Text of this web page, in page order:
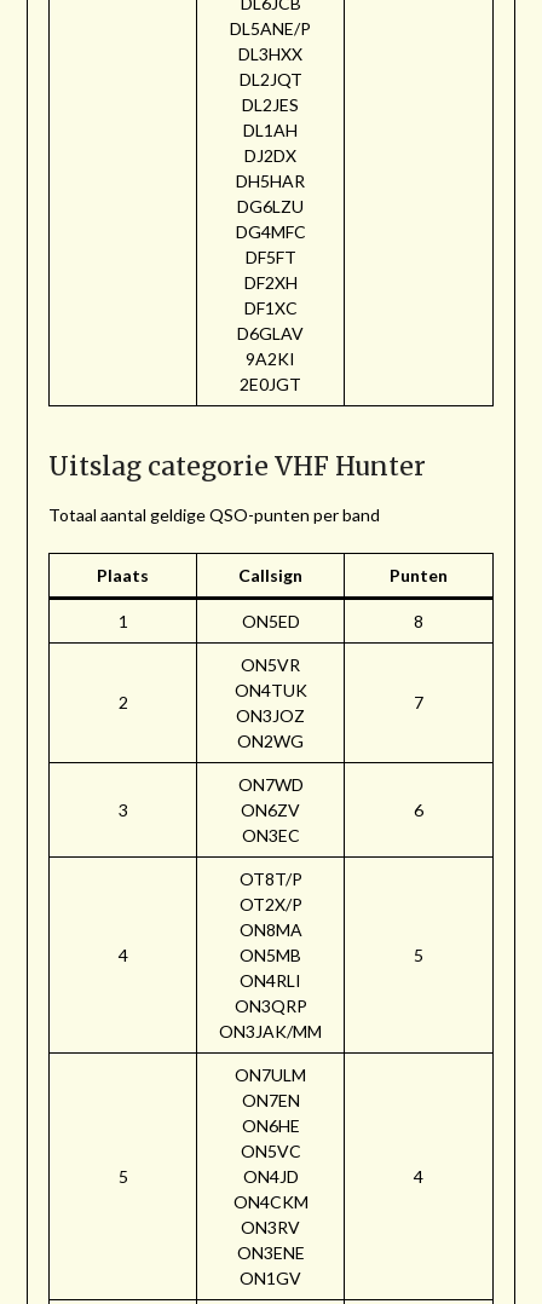
DL5ANE/P
DL3HXX
DL2JQT
DL2JES
DL1AH
DJ2DX
DH5HAR
DG6LZU
DG4MFC
DF5FT
DF2XH
DF1XC
D6GLAV
9A2KI
2E0JGT
Uitslag categorie VHF Hunter
Totaal aantal geldige QSO-punten per band
Plaats Callsign Punten
1 ON5ED 8
2
ON5VR
ON4TUK
ON3JOZ
ON2WG
7
3
ON7WD
ON6ZV
ON3EC
6
4
OT8T/P
OT2X/P
ON8MA
ON5MB
ON4RLI
ON3QRP
ON3JAK/MM
5
5
ON7ULM
ON7EN
ON6HE
ON5VC
ON4JD
ON4CKM
ON3RV
ON3ENE
ON1GV
4